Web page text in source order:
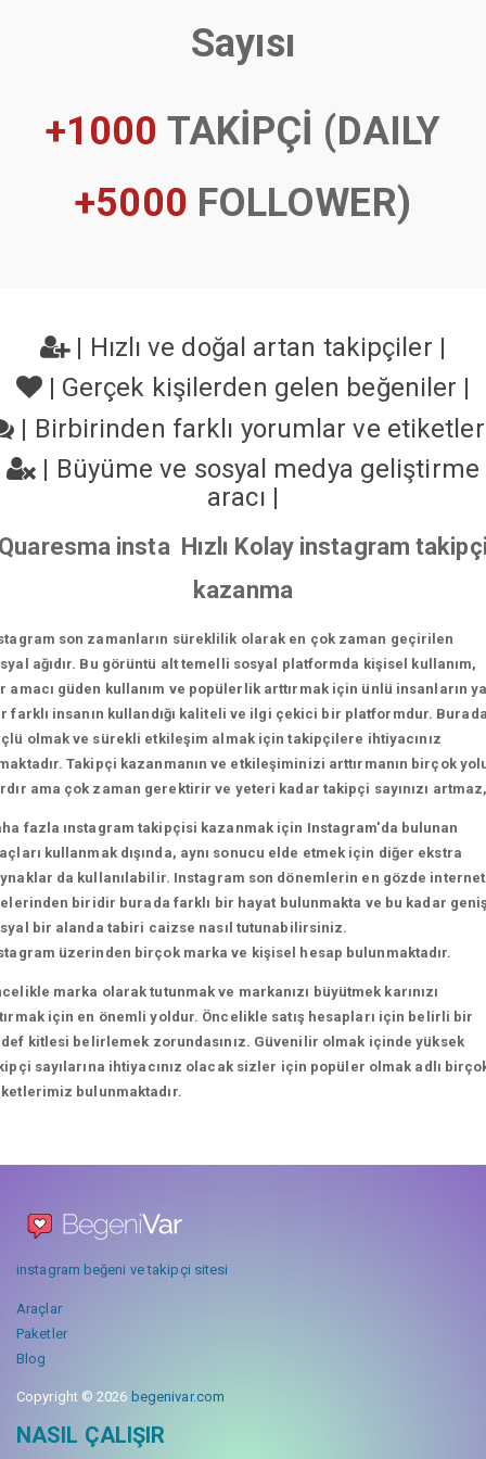
Sayısı
+1000 TAKİPÇİ (DAILY
+5000 FOLLOWER)
| Hızlı ve doğal artan takipçiler |
| Gerçek kişilerden gelen beğeniler |
| Birbirinden farklı yorumlar ve
| Büyüme ve sosyal medya geliştirme
aracı |
insta Hızlı Kolay instagram
kazanma
son zamanların süreklilik olarak en çok zaman geçirilen
ağıdır. Bu görüntü alt temelli sosyal platformda kişisel kullanım,
amacı güden kullanım ve popülerlik arttırmak için ünlü insanların
farklı insanın kullandığı kaliteli ve ilgi çekici bir platformdur.
olmak ve sürekli etkileşim almak için takipçilere ihtiyacınız
Takipçi kazanmanın ve etkileşiminizi arttırmanın birçok
ama çok zaman gerektirir ve yeteri kadar takipçi sayınızı
fazla ınstagram takipçisi kazanmak için Instagram'da bulunan
kullanmak dışında, aynı sonucu elde etmek için diğer ekstra
da kullanılabilir. Instagram son dönemlerin en gözde internet
biridir burada farklı bir hayat bulunmakta ve bu kadar
bir alanda tabiri caizse nasıl tutunabilirsiniz.
üzerinden birçok marka ve kişisel hesap bulunmaktadır.
marka olarak tutunmak ve markanızı büyütmek karınızı
için en önemli yoldur. Öncelikle satış hesapları için belirli bir
kitlesi belirlemek zorundasınız. Güvenilir olmak içinde yüksek
sayılarına ihtiyacınız olacak sizler için popüler olmak adlı
bulunmaktadır.
instagram beğeni ve takipçi sitesi
Araçlar
Paketler
Blog
Copyright © 2026 begenivar.com
NASIL ÇALIŞIR